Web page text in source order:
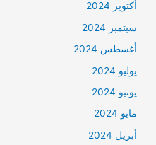
أكتوبر 2024
سبتمبر 2024
أغسطس 2024
يوليو 2024
يونيو 2024
مايو 2024
أبريل 2024